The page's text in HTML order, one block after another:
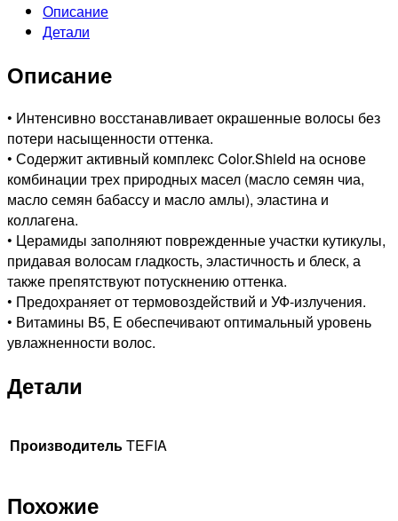
Описание
Детали
Описание
• Интенсивно восстанавливает окрашенные волосы без
потери насыщенности оттенка.
• Содержит активный комплекс Color.Shield на основе
комбинации трех природных масел (масло семян чиа,
масло семян бабассу и масло амлы), эластина и
коллагена.
• Церамиды заполняют поврежденные участки кутикулы,
придавая волосам гладкость, эластичность и блеск, а
также препятствуют потускнению оттенка.
• Предохраняет от термовоздействий и УФ-излучения.
• Витамины B5, E обеспечивают оптимальный уровень
увлажненности волос.
Детали
ПроизводительTEFIA
Похожие